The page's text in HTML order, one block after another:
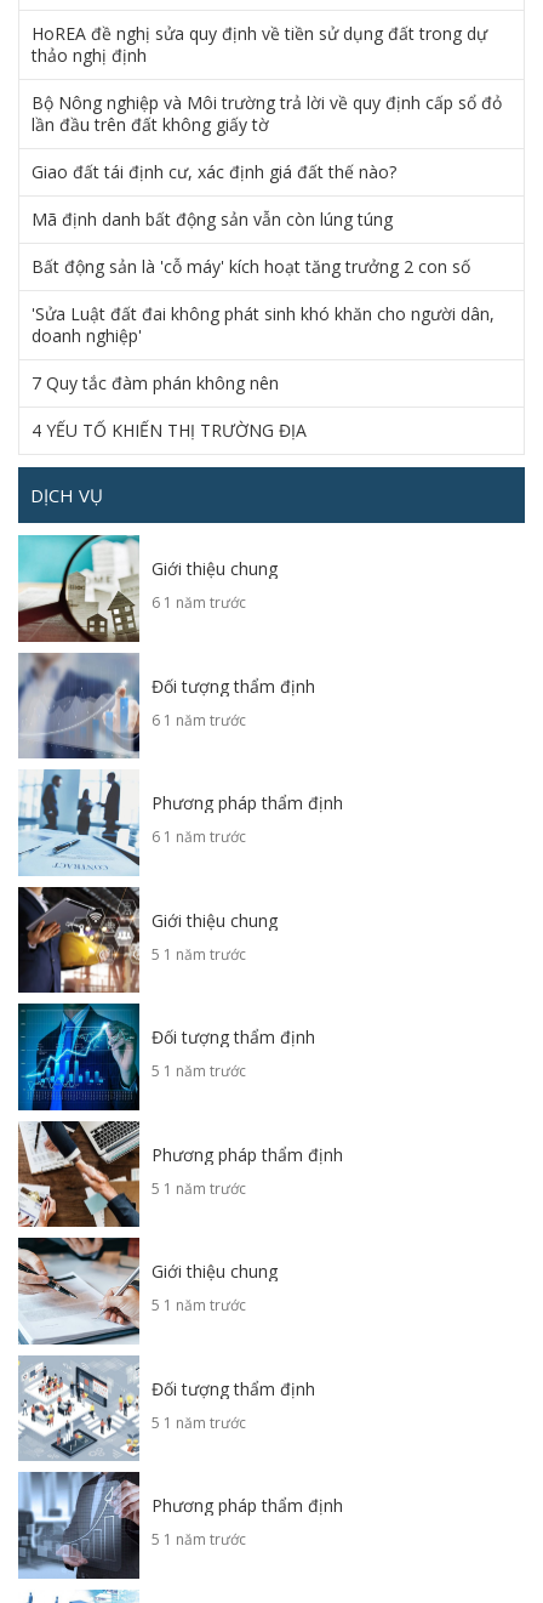
HoREA đề nghị sửa quy định về tiền sử dụng đất trong dự
thảo nghị định
Bộ Nông nghiệp và Môi trường trả lời về quy định cấp sổ đỏ
lần đầu trên đất không giấy tờ
Giao đất tái định cư, xác định giá đất thế nào?
Mã định danh bất động sản vẫn còn lúng túng
Bất động sản là 'cỗ máy' kích hoạt tăng trưởng 2 con số
'Sửa Luật đất đai không phát sinh khó khăn cho người dân,
doanh nghiệp'
7 Quy tắc đàm phán không nên
4 YẾU TỐ KHIẾN THỊ TRƯỜNG ĐỊA
DỊCH VỤ
Giới thiệu chung
6 1 năm trước
Đối tượng thẩm định
6 1 năm trước
Phương pháp thẩm định
6 1 năm trước
Giới thiệu chung
5 1 năm trước
Đối tượng thẩm định
5 1 năm trước
Phương pháp thẩm định
5 1 năm trước
Giới thiệu chung
5 1 năm trước
Đối tượng thẩm định
5 1 năm trước
Phương pháp thẩm định
5 1 năm trước